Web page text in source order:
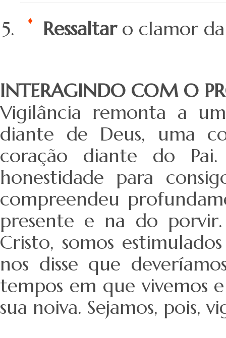
Ressaltar o clamor
INTERAGINDO COM O
Vigilância remonta a
diante de Deus, uma
coração diante do
honestidade para
compreendeu
presente e na do porvir.
Cristo, somos
nos disse que
tempos em que vivemos
sua noiva. Sejamos, pois,